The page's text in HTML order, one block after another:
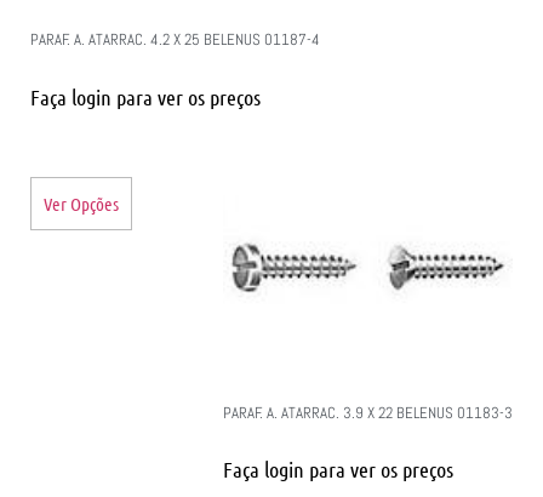
PARAF. A. ATARRAC. 4.2 X 25 BELENUS 01187-4
Faça login para ver os preços
Ver Opções
PARAF. A. ATARRAC. 3.9 X 22 BELENUS 01183-3
Faça login para ver os preços